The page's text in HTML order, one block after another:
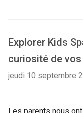
Explorer Kids
curiosité de
jeudi 10 septembre